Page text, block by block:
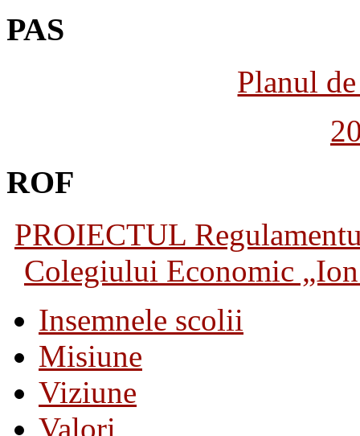
PAS
Planul
ROF
PROIECTUL
Colegiului Economic
Insemnele scolii
Misiune
Viziune
Valori